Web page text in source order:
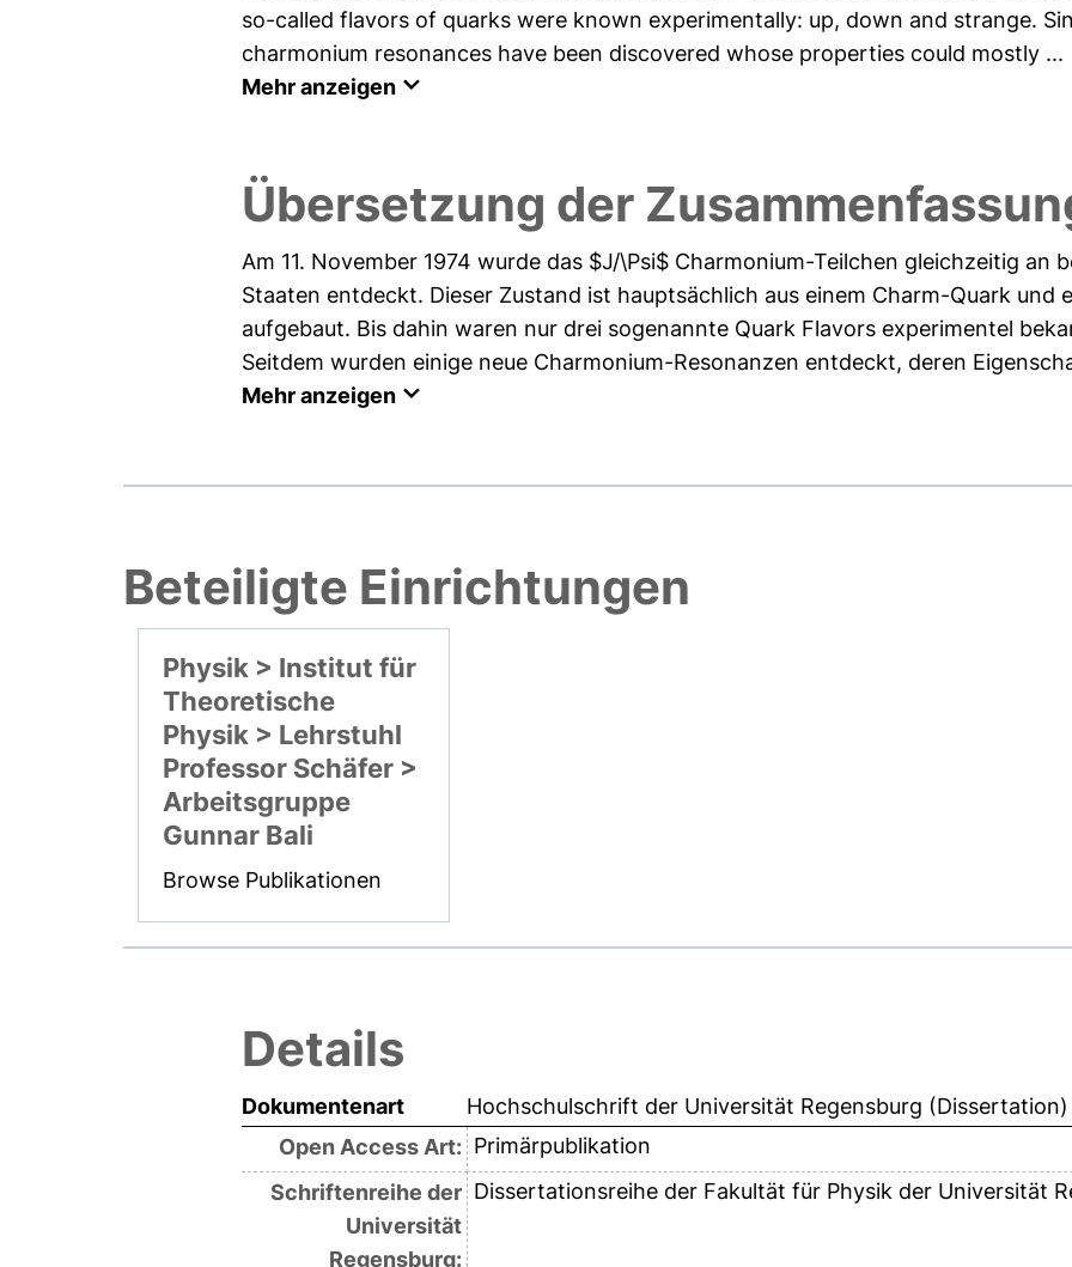
so-called flavors of quarks were known experimentally: up, down and strange.
charmonium resonances have been discovered whose properties could mostly ...
Mehr anzeigen
Übersetzung der
Am 11. November 1974 wurde das $J/\Psi$ Charmonium-Teilchen gleichzeitig an
Staaten entdeckt. Dieser Zustand ist hauptsächlich aus einem Charm-Quark und
aufgebaut. Bis dahin waren nur drei sogenannte Quark Flavors experimentel
Seitdem wurden einige neue Charmonium-Resonanzen entdeckt, deren
Mehr anzeigen
Beteiligte Einrichtungen
Physik > Institut für
Theoretische
Physik > Lehrstuhl
Professor Schäfer >
Arbeitsgruppe
Gunnar Bali
Browse Publikationen
Details
Dokumentenart
Hochschulschrift der Universität Regensburg (Dissertation)
Open Access Art: Primärpublikation
Schriftenreihe der
Universität
Regensburg:
Dissertationsreihe der Fakultät für Physik der Universität